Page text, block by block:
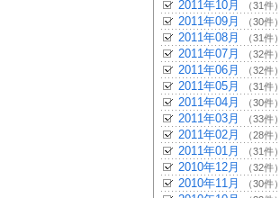
2011年10月 （31件）
2011年09月 （30件）
2011年08月 （31件）
2011年07月 （32件）
2011年06月 （32件）
2011年05月 （31件）
2011年04月 （30件）
2011年03月 （33件）
2011年02月 （28件）
2011年01月 （31件）
2010年12月 （32件）
2010年11月 （30件）